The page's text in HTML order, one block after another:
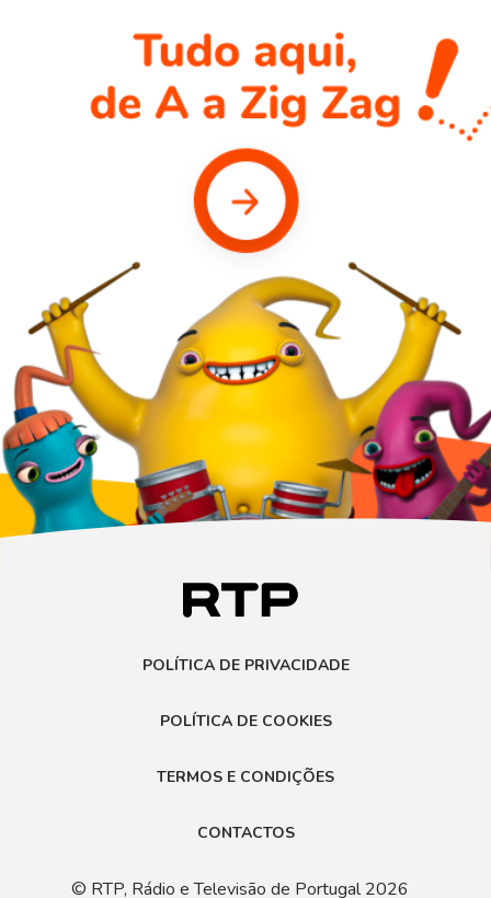
POLÍTICA DE PRIVACIDADE
POLÍTICA DE COOKIES
TERMOS E CONDIÇÕES
CONTACTOS
© RTP, Rádio e Televisão de Portugal 2026